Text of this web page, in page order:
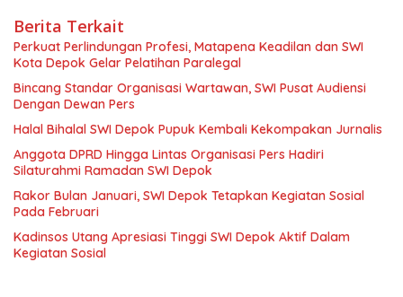
Berita Terkait
Perkuat Perlindungan Profesi, Matapena Keadilan dan SWI
Kota Depok Gelar Pelatihan Paralegal
Bincang Standar Organisasi Wartawan, SWI Pusat Audiensi
Dengan Dewan Pers
Halal Bihalal SWI Depok Pupuk Kembali Kekompakan Jurnalis
Anggota DPRD Hingga Lintas Organisasi Pers Hadiri
Silaturahmi Ramadan SWI Depok
Rakor Bulan Januari, SWI Depok Tetapkan Kegiatan Sosial
Pada Februari
Kadinsos Utang Apresiasi Tinggi SWI Depok Aktif Dalam
Kegiatan Sosial